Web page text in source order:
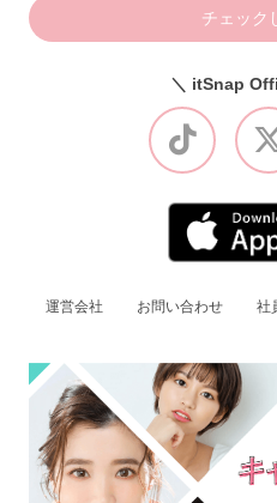
チェック
＼ itSnap
運営会社 お問い合わせ 社